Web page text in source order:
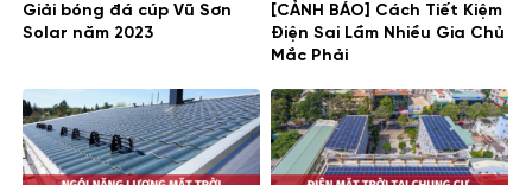
Giải bóng đá cúp Vũ Sơn
Solar năm 2023
[CẢNH BÁO] Cách Tiết Kiệm
Điện Sai Lầm Nhiều Gia Chủ
Mắc Phải